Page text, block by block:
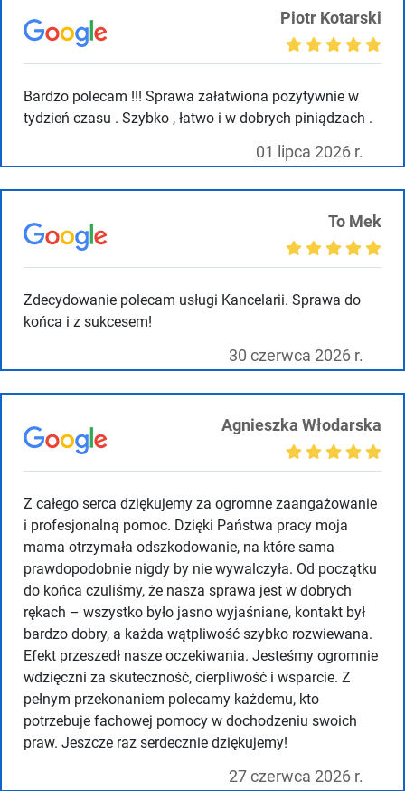
Piotr Kotarski
Bardzo polecam !!! Sprawa załatwiona pozytywnie w
tydzień czasu . Szybko , łatwo i w dobrych piniądzach .
01 lipca 2026 r.
To Mek
Zdecydowanie polecam usługi Kancelarii. Sprawa do
końca i z sukcesem!
30 czerwca 2026 r.
Agnieszka Włodarska
Z całego serca dziękujemy za ogromne zaangażowanie
i profesjonalną pomoc. Dzięki Państwa pracy moja
mama otrzymała odszkodowanie, na które sama
prawdopodobnie nigdy by nie wywalczyła. Od początku
do końca czuliśmy, że nasza sprawa jest w dobrych
rękach – wszystko było jasno wyjaśniane, kontakt był
bardzo dobry, a każda wątpliwość szybko rozwiewana.
Efekt przeszedł nasze oczekiwania. Jesteśmy ogromnie
wdzięczni za skuteczność, cierpliwość i wsparcie. Z
pełnym przekonaniem polecamy każdemu, kto
potrzebuje fachowej pomocy w dochodzeniu swoich
praw. Jeszcze raz serdecznie dziękujemy!
27 czerwca 2026 r.